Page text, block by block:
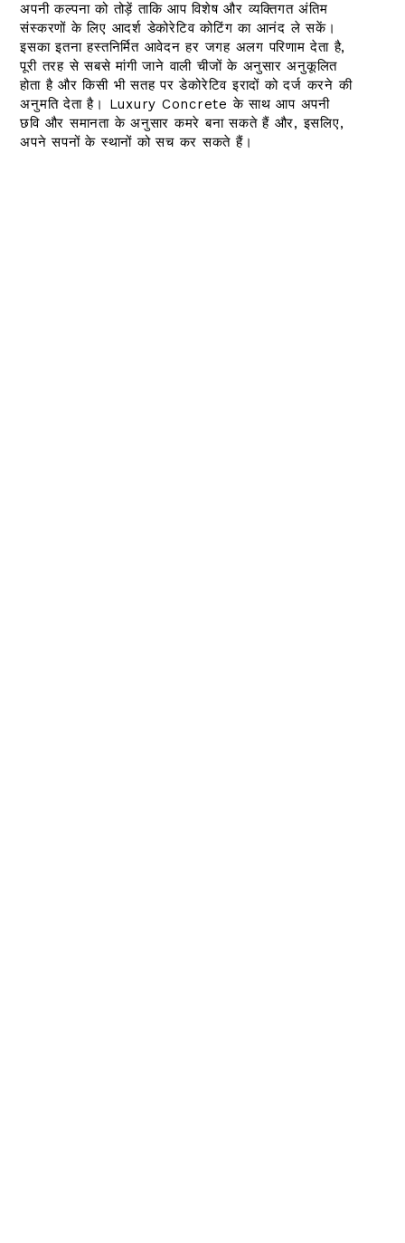
अपनी कल्पना को तोड़ें ताकि आप विशेष और व्यक्तिगत अंतिम
संस्करणों के लिए आदर्श डेकोरेटिव कोटिंग का आनंद ले सकें।
इसका इतना हस्तनिर्मित आवेदन हर जगह अलग परिणाम देता है,
पूरी तरह से सबसे मांगी जाने वाली चीजों के अनुसार अनुकूलित
होता है और किसी भी सतह पर डेकोरेटिव इरादों को दर्ज करने की
अनुमति देता है। Luxury Concrete के साथ आप अपनी
छवि और समानता के अनुसार कमरे बना सकते हैं और, इसलिए,
अपने सपनों के स्थानों को सच कर सकते हैं।